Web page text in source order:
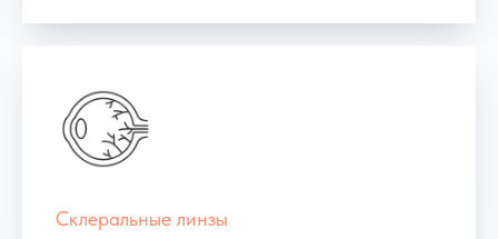
Склеральные линзы